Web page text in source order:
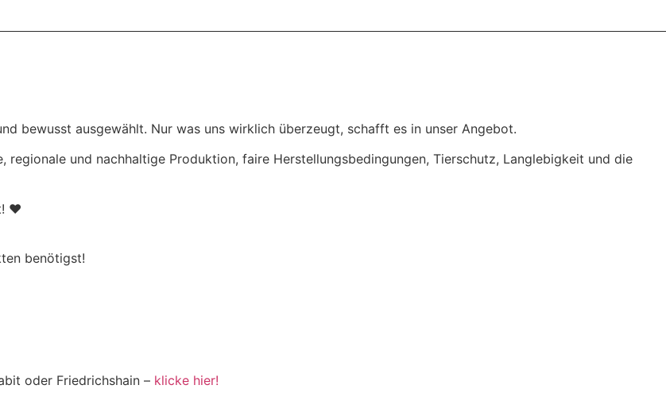
bewusst ausgewählt. Nur was uns wirklich überzeugt, schafft es in unser Angebot.
und nachhaltige Produktion, faire Herstellungsbedingungen, Tierschutz, Langlebigkeit und die
♥
benötigst!
oder Friedrichshain – klicke hier!